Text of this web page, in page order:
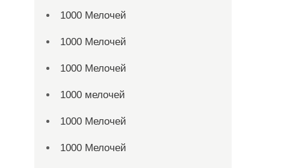
1000 Мелочей
1000 Мелочей
1000 Мелочей
1000 мелочей
1000 Мелочей
1000 Мелочей